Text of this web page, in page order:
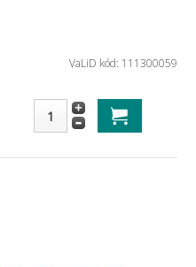
VaLiD kód: 111300059